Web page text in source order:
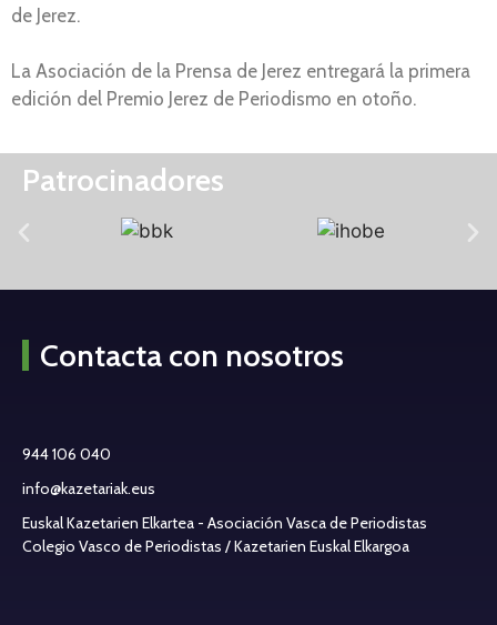
de Jerez.
La Asociación de la Prensa de Jerez entregará la primera
edición del Premio Jerez de Periodismo en otoño.
Patrocinadores
Contacta con nosotros
944 106 040
info@kazetariak.eus
Euskal Kazetarien Elkartea - Asociación Vasca de Periodistas
Colegio Vasco de Periodistas / Kazetarien Euskal Elkargoa